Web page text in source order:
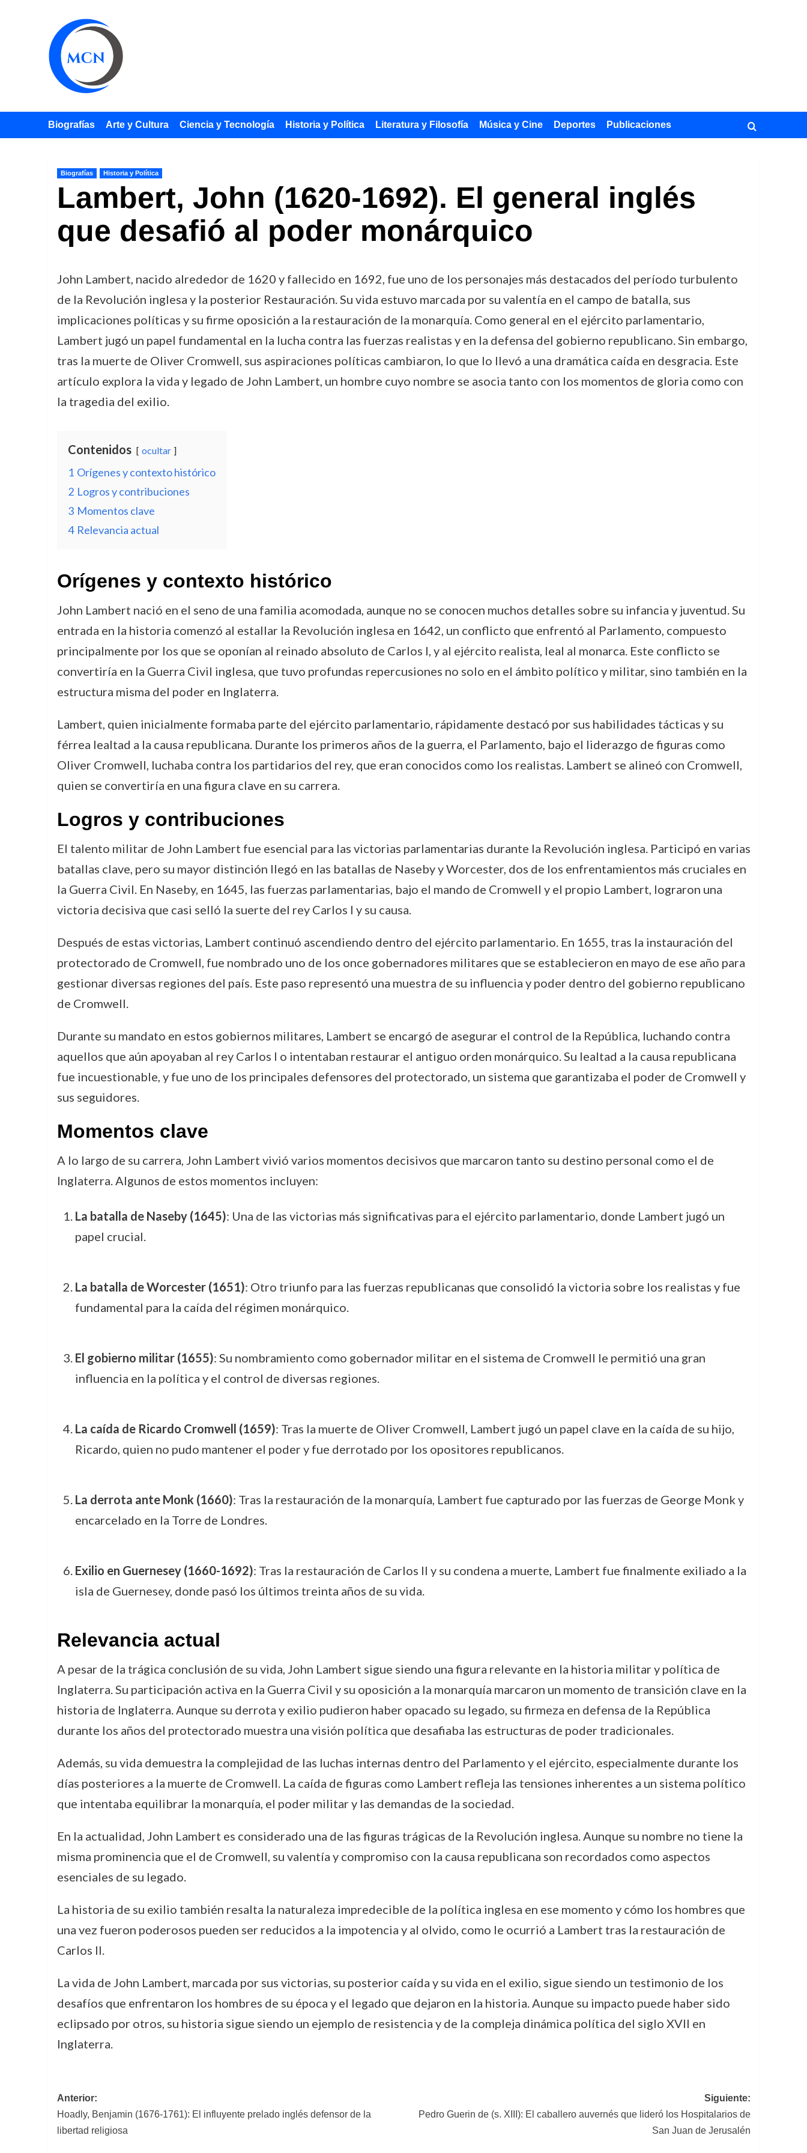
Biografías Arte y Cultura Ciencia y Tecnología Historia y Política Literatura y Filosofía Música y Cine Deportes Publicaciones
Biografías Historia y Política
Lambert, John (1620-1692). El general inglés
que desafió al poder monárquico
John Lambert, nacido alrededor de 1620 y fallecido en 1692, fue uno de los personajes más destacados del período turbulento
de la Revolución inglesa y la posterior Restauración. Su vida estuvo marcada por su valentía en el campo de batalla, sus
implicaciones políticas y su firme oposición a la restauración de la monarquía. Como general en el ejército parlamentario,
Lambert jugó un papel fundamental en la lucha contra las fuerzas realistas y en la defensa del gobierno republicano. Sin embargo,
tras la muerte de Oliver Cromwell, sus aspiraciones políticas cambiaron, lo que lo llevó a una dramática caída en desgracia. Este
artículo explora la vida y legado de John Lambert, un hombre cuyo nombre se asocia tanto con los momentos de gloria como con
la tragedia del exilio.
Contenidos ocultar
1 Orígenes y contexto histórico
2 Logros y contribuciones
3 Momentos clave
4 Relevancia actual
Orígenes y contexto histórico
John Lambert nació en el seno de una familia acomodada, aunque no se conocen muchos detalles sobre su infancia y juventud. Su
entrada en la historia comenzó al estallar la Revolución inglesa en 1642, un conflicto que enfrentó al Parlamento, compuesto
principalmente por los que se oponían al reinado absoluto de Carlos I, y al ejército realista, leal al monarca. Este conflicto se
convertiría en la Guerra Civil inglesa, que tuvo profundas repercusiones no solo en el ámbito político y militar, sino también en la
estructura misma del poder en Inglaterra.
Lambert, quien inicialmente formaba parte del ejército parlamentario, rápidamente destacó por sus habilidades tácticas y su
férrea lealtad a la causa republicana. Durante los primeros años de la guerra, el Parlamento, bajo el liderazgo de figuras como
Oliver Cromwell, luchaba contra los partidarios del rey, que eran conocidos como los realistas. Lambert se alineó con Cromwell,
quien se convertiría en una figura clave en su carrera.
Logros y contribuciones
El talento militar de John Lambert fue esencial para las victorias parlamentarias durante la Revolución inglesa. Participó en varias
batallas clave, pero su mayor distinción llegó en las batallas de Naseby y Worcester, dos de los enfrentamientos más cruciales en
la Guerra Civil. En Naseby, en 1645, las fuerzas parlamentarias, bajo el mando de Cromwell y el propio Lambert, lograron una
victoria decisiva que casi selló la suerte del rey Carlos I y su causa.
Después de estas victorias, Lambert continuó ascendiendo dentro del ejército parlamentario. En 1655, tras la instauración del
protectorado de Cromwell, fue nombrado uno de los once gobernadores militares que se establecieron en mayo de ese año para
gestionar diversas regiones del país. Este paso representó una muestra de su influencia y poder dentro del gobierno republicano
de Cromwell.
Durante su mandato en estos gobiernos militares, Lambert se encargó de asegurar el control de la República, luchando contra
aquellos que aún apoyaban al rey Carlos I o intentaban restaurar el antiguo orden monárquico. Su lealtad a la causa republicana
fue incuestionable, y fue uno de los principales defensores del protectorado, un sistema que garantizaba el poder de Cromwell y
sus seguidores.
Momentos clave
A lo largo de su carrera, John Lambert vivió varios momentos decisivos que marcaron tanto su destino personal como el de
Inglaterra. Algunos de estos momentos incluyen:
La batalla de Naseby (1645): Una de las victorias más significativas para el ejército parlamentario, donde Lambert jugó un
papel crucial.
La batalla de Worcester (1651): Otro triunfo para las fuerzas republicanas que consolidó la victoria sobre los realistas y fue
fundamental para la caída del régimen monárquico.
El gobierno militar (1655): Su nombramiento como gobernador militar en el sistema de Cromwell le permitió una gran
influencia en la política y el control de diversas regiones.
La caída de Ricardo Cromwell (1659): Tras la muerte de Oliver Cromwell, Lambert jugó un papel clave en la caída de su hijo,
Ricardo, quien no pudo mantener el poder y fue derrotado por los opositores republicanos.
La derrota ante Monk (1660): Tras la restauración de la monarquía, Lambert fue capturado por las fuerzas de George Monk y
encarcelado en la Torre de Londres.
Exilio en Guernesey (1660-1692): Tras la restauración de Carlos II y su condena a muerte, Lambert fue finalmente exiliado a la
isla de Guernesey, donde pasó los últimos treinta años de su vida.
Relevancia actual
A pesar de la trágica conclusión de su vida, John Lambert sigue siendo una figura relevante en la historia militar y política de
Inglaterra. Su participación activa en la Guerra Civil y su oposición a la monarquía marcaron un momento de transición clave en la
historia de Inglaterra. Aunque su derrota y exilio pudieron haber opacado su legado, su firmeza en defensa de la República
durante los años del protectorado muestra una visión política que desafiaba las estructuras de poder tradicionales.
Además, su vida demuestra la complejidad de las luchas internas dentro del Parlamento y el ejército, especialmente durante los
días posteriores a la muerte de Cromwell. La caída de figuras como Lambert refleja las tensiones inherentes a un sistema político
que intentaba equilibrar la monarquía, el poder militar y las demandas de la sociedad.
En la actualidad, John Lambert es considerado una de las figuras trágicas de la Revolución inglesa. Aunque su nombre no tiene la
misma prominencia que el de Cromwell, su valentía y compromiso con la causa republicana son recordados como aspectos
esenciales de su legado.
La historia de su exilio también resalta la naturaleza impredecible de la política inglesa en ese momento y cómo los hombres que
una vez fueron poderosos pueden ser reducidos a la impotencia y al olvido, como le ocurrió a Lambert tras la restauración de
Carlos II.
La vida de John Lambert, marcada por sus victorias, su posterior caída y su vida en el exilio, sigue siendo un testimonio de los
desafíos que enfrentaron los hombres de su época y el legado que dejaron en la historia. Aunque su impacto puede haber sido
eclipsado por otros, su historia sigue siendo un ejemplo de resistencia y de la compleja dinámica política del siglo XVII en
Inglaterra.
Navegación
de
Anterior:
Hoadly, Benjamin (1676-1761): El influyente prelado inglés defensor de la
libertad religiosa
Siguiente:
Pedro Guerin de (s. XIII): El caballero auvernés que lideró los Hospitalarios de
San Juan de Jerusalén